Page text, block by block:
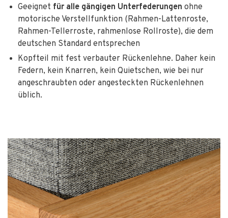
Geeignet für alle gängigen Unterfederungen ohne
motorische Verstellfunktion (Rahmen-Lattenroste,
Rahmen-Tellerroste, rahmenlose Rollroste), die dem
deutschen Standard entsprechen
Kopfteil mit fest verbauter Rückenlehne. Daher kein
Federn, kein Knarren, kein Quietschen, wie bei nur
angeschraubten oder angesteckten Rückenlehnen
üblich.